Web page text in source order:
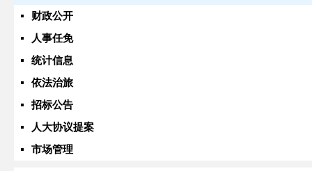
财政公开
人事任免
统计信息
依法治旅
招标公告
人大协议提案
市场管理